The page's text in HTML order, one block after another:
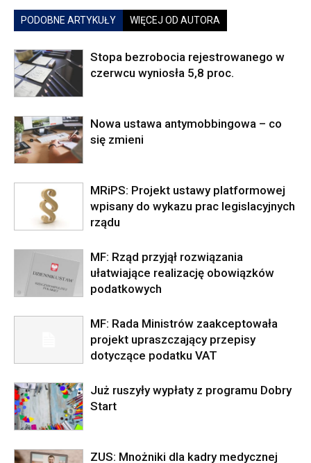
PODOBNE ARTYKUŁY WIĘCEJ OD AUTORA
Stopa bezrobocia rejestrowanego w
czerwcu wyniosła 5,8 proc.
Nowa ustawa antymobbingowa – co
się zmieni
MRiPS: Projekt ustawy platformowej
wpisany do wykazu prac legislacyjnych
rządu
MF: Rząd przyjął rozwiązania
ułatwiające realizację obowiązków
podatkowych
MF: Rada Ministrów zaakceptowała
projekt upraszczający przepisy
dotyczące podatku VAT
Już ruszyły wypłaty z programu Dobry
Start
ZUS: Mnożniki dla kadry medycznej